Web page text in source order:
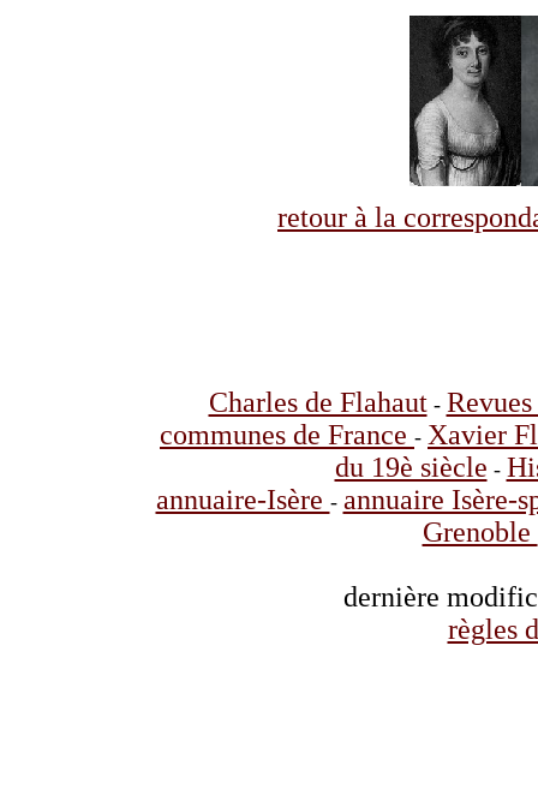
retour à la
Charles de Flahaut-
communes de France - Xavier
du 19è siècle -
annuaire-Isère - annuaire Isère-
Grenoble
dernière
règles